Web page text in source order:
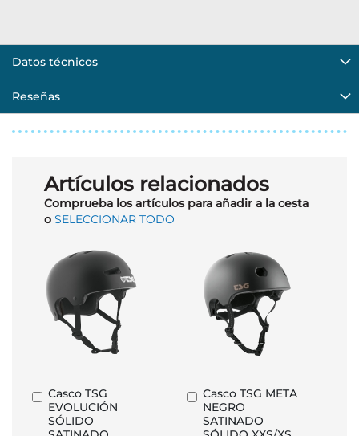
Datos técnicos
Reseñas
Artículos relacionados
Comprueba los artículos para añadir a la cesta
o SELECCIONAR TODO
Casco TSG
EVOLUCIÓN
SÓLIDO
Añadir
al
carrito
Casco TSG META
NEGRO
SATINADO
Añadir
al
carrito